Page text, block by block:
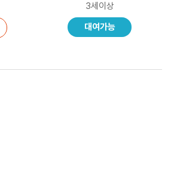
3세이상
대여가능